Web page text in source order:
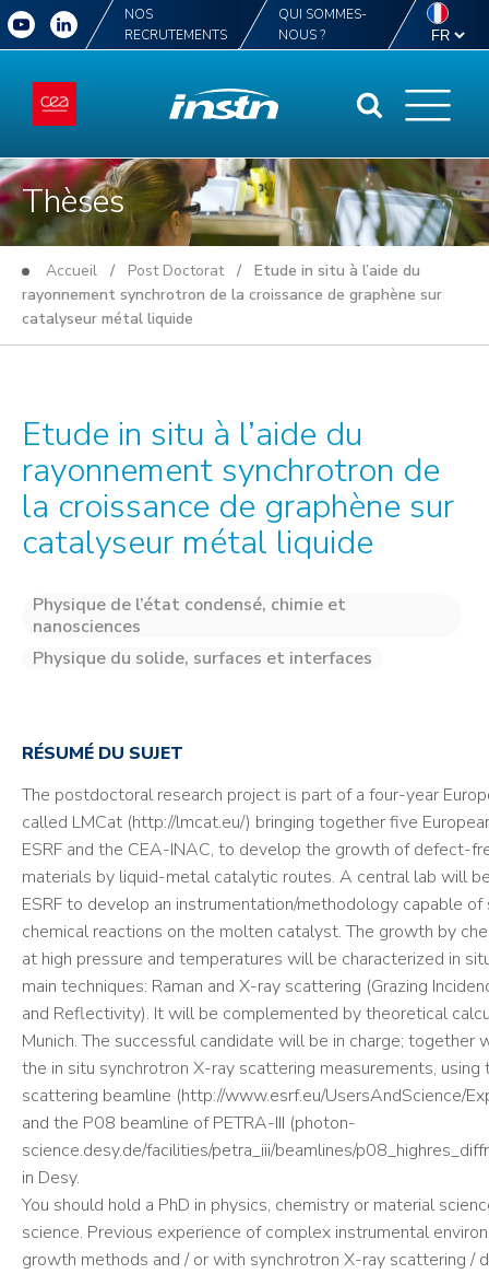
NOS
RECRUTEMENTS
QUI SOMMES-
NOUS ?
Thèses
Accueil / Post Doctorat/ Etude in situ à l’aide du
rayonnement synchrotron de la croissance de graphène sur
catalyseur métal liquide
Etude in situ à l’aide du
rayonnement synchrotron de
la croissance de graphène sur
catalyseur métal liquide
Physique de l’état condensé, chimie et
nanosciences
Physique du solide, surfaces et interfaces
RÉSUMÉ DU SUJET
The postdoctoral research project is part of a four-year
called LMCat (http://lmcat.eu/) bringing together five
ESRF and the CEA-INAC, to develop the growth of defect-
materials by liquid-metal catalytic routes. A central lab will
ESRF to develop an instrumentation/methodology capable
chemical reactions on the molten catalyst. The growth by
at high pressure and temperatures will be characterized in
main techniques: Raman and X-ray scattering (Grazing
and Reflectivity). It will be complemented by theoretical
Munich. The successful candidate will be in charge; together
the in situ synchrotron X-ray scattering measurements, using
scattering beamline (http://www.esrf.eu/UsersAndScience/
and the P08 beamline of PETRA-III (photon-
science.desy.de/facilities/petra_iii/beamlines/
in Desy.
You should hold a PhD in physics, chemistry or material
science. Previous experience of complex instrumental
growth methods and / or with synchrotron X-ray scattering /